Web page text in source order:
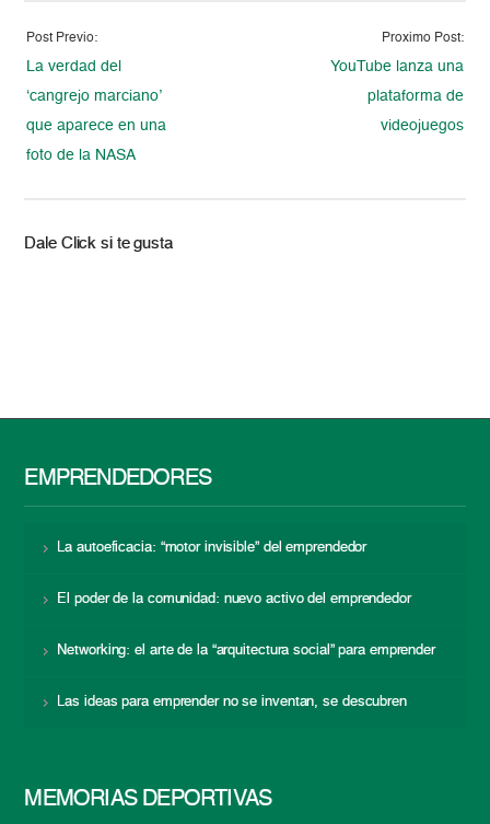
Post Previo:
La verdad del
‘cangrejo marciano’
que aparece en una
foto de la NASA
Proximo Post:
YouTube lanza una
plataforma de
videojuegos
Dale Click si te gusta
EMPRENDEDORES
La autoeficacia: “motor invisible” del emprendedor
El poder de la comunidad: nuevo activo del emprendedor
Networking: el arte de la “arquitectura social” para emprender
Las ideas para emprender no se inventan, se descubren
MEMORIAS DEPORTIVAS